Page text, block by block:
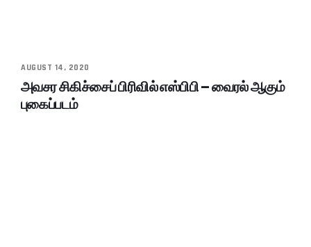
AUGUST 14, 2020
அவசர சிகிச்சைப் பிரிவில் எஸ்பிபி – வைரல் ஆகும்
புகைப்படம்